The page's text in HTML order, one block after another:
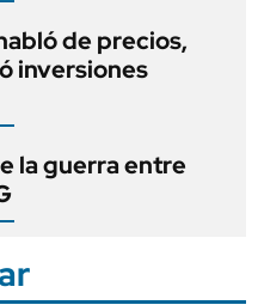
de precios,
inversiones
la guerra entre